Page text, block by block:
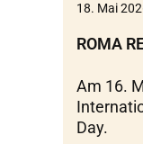
18. Mai
ROMA
Am 16.
Day.